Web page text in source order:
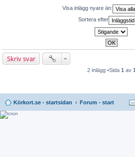
Visa inlägg nyare än:
Sortera efter
Skriv svar
2 inlägg •Sida 1 av 1
Körkort.se - startsidan Forum - start